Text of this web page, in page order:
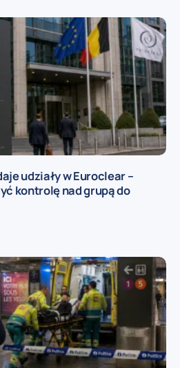
udziały w Euroclear –
kontrolę nad grupą do